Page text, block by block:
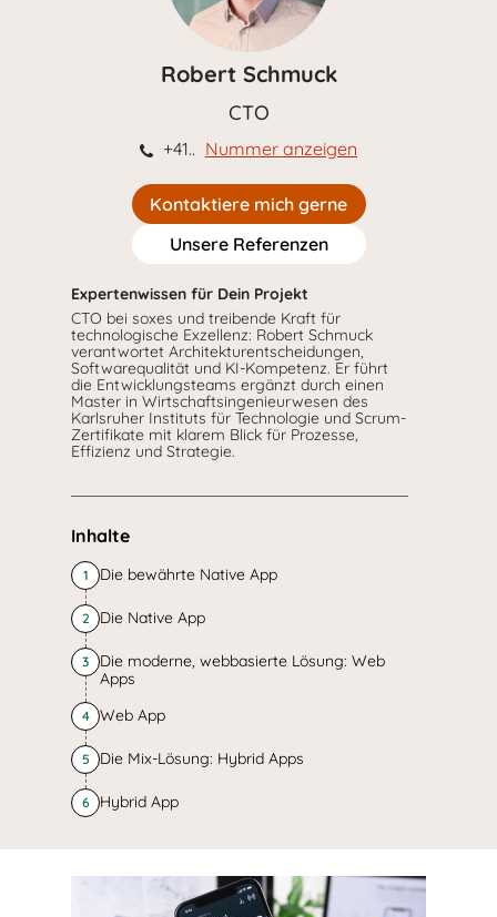
Robert Schmuck
CTO
+41.. Nummer anzeigen
Kontaktiere mich gerne
Unsere Referenzen
Expertenwissen für Dein Projekt
CTO bei soxes und treibende Kraft für
technologische Exzellenz: Robert Schmuck
verantwortet Architekturentscheidungen,
Softwarequalität und KI-Kompetenz. Er führt
die Entwicklungsteams ergänzt durch einen
Master in Wirtschaftsingenieurwesen des
Karlsruher Instituts für Technologie und Scrum-
Zertifikate mit klarem Blick für Prozesse,
Effizienz und Strategie.
Inhalte
1 Die bewährte Native App
2 Die Native App
3
Die moderne, webbasierte Lösung: Web
Apps
4 Web App
5 Die Mix-Lösung: Hybrid Apps
6 Hybrid App